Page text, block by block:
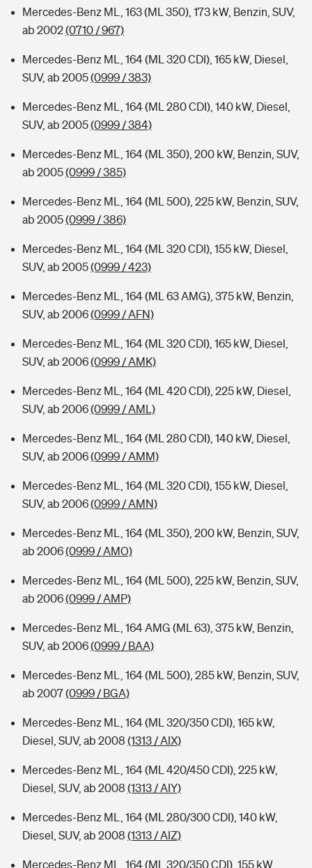
Mercedes-Benz ML, 163 (ML 350), 173 kW, Benzin, SUV,
ab 2002(0710 / 967)
Mercedes-Benz ML, 164 (ML 320 CDI), 165 kW, Diesel,
SUV, ab 2005(0999 / 383)
Mercedes-Benz ML, 164 (ML 280 CDI), 140 kW, Diesel,
SUV, ab 2005(0999 / 384)
Mercedes-Benz ML, 164 (ML 350), 200 kW, Benzin, SUV,
ab 2005(0999 / 385)
Mercedes-Benz ML, 164 (ML 500), 225 kW, Benzin, SUV,
ab 2005(0999 / 386)
Mercedes-Benz ML, 164 (ML 320 CDI), 155 kW, Diesel,
SUV, ab 2005(0999 / 423)
Mercedes-Benz ML, 164 (ML 63 AMG), 375 kW, Benzin,
SUV, ab 2006(0999 / AFN)
Mercedes-Benz ML, 164 (ML 320 CDI), 165 kW, Diesel,
SUV, ab 2006(0999 / AMK)
Mercedes-Benz ML, 164 (ML 420 CDI), 225 kW, Diesel,
SUV, ab 2006(0999 / AML)
Mercedes-Benz ML, 164 (ML 280 CDI), 140 kW, Diesel,
SUV, ab 2006(0999 / AMM)
Mercedes-Benz ML, 164 (ML 320 CDI), 155 kW, Diesel,
SUV, ab 2006(0999 / AMN)
Mercedes-Benz ML, 164 (ML 350), 200 kW, Benzin, SUV,
ab 2006(0999 / AMO)
Mercedes-Benz ML, 164 (ML 500), 225 kW, Benzin, SUV,
ab 2006(0999 / AMP)
Mercedes-Benz ML, 164 AMG (ML 63), 375 kW, Benzin,
SUV, ab 2006(0999 / BAA)
Mercedes-Benz ML, 164 (ML 500), 285 kW, Benzin, SUV,
ab 2007(0999 / BGA)
Mercedes-Benz ML, 164 (ML 320/350 CDI), 165 kW,
Diesel, SUV, ab 2008 (1313 / AIX)
Mercedes-Benz ML, 164 (ML 420/450 CDI), 225 kW,
Diesel, SUV, ab 2008 (1313 / AIY)
Mercedes-Benz ML, 164 (ML 280/300 CDI), 140 kW,
Diesel, SUV, ab 2008 (1313 / AIZ)
Mercedes-Benz ML, 164 (ML 320/350 CDI), 155 kW,